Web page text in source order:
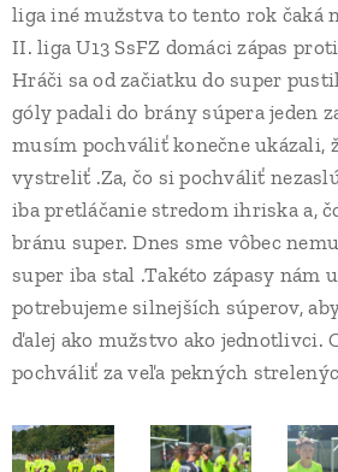
liga iné mužstva to tento rok čaká
II. liga U13 SsFZ domáci zápas
Hráči sa od začiatku do super
góly padali do brány súpera jeden
musím pochváliť konečne ukázali,
vystreliť .Za, čo si pochváliť
iba pretláčanie stredom ihriska a,
bránu super. Dnes sme vôbec
super iba stal .Takéto zápasy nám
potrebujeme silnejších súperov,
ďalej ako mužstvo ako jednotlivci.
pochváliť za veľa pekných